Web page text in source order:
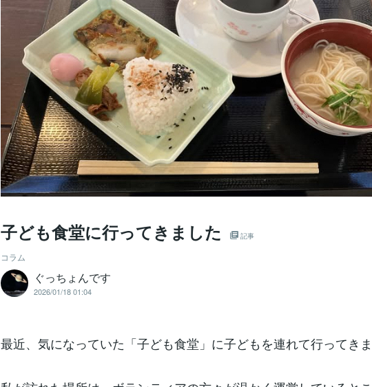
子ども食堂に行ってきました 記事
コラム
ぐっちょんです
2026/01/18 01:04
最近、気になっていた「子ども食堂」に子どもを連れて行ってき